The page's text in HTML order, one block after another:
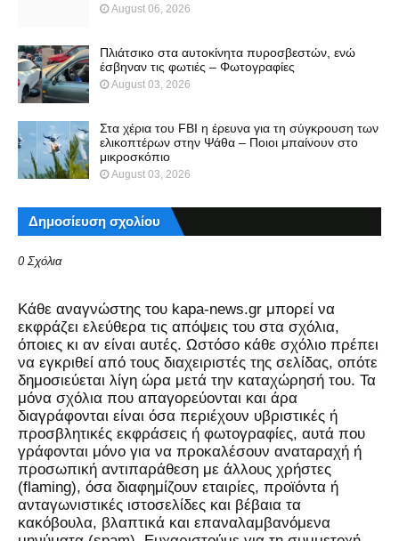
August 06, 2026
Πλιάτσικο στα αυτοκίνητα πυροσβεστών, ενώ
έσβηναν τις φωτιές – Φωτογραφίες
August 03, 2026
Στα χέρια του FBI η έρευνα για τη σύγκρουση των
ελικοπτέρων στην Ψάθα – Ποιοι μπαίνουν στο
μικροσκόπιο
August 03, 2026
Δημοσίευση σχολίου
0 Σχόλια
Kάθε αναγνώστης του kapa-news.gr μπορεί να
εκφράζει ελεύθερα τις απόψεις του στα σχόλια,
όποιες κι αν είναι αυτές. Ωστόσο κάθε σχόλιο πρέπει
να εγκριθεί από τους διαχειριστές της σελίδας, οπότε
δημοσιεύεται λίγη ώρα μετά την καταχώρησή του. Τα
μόνα σχόλια που απαγορεύονται και άρα
διαγράφονται είναι όσα περιέχουν υβριστικές ή
προσβλητικές εκφράσεις ή φωτογραφίες, αυτά που
γράφονται μόνο για να προκαλέσουν αναταραχή ή
προσωπική αντιπαράθεση με άλλους χρήστες
(flaming), όσα διαφημίζουν εταιρίες, προϊόντα ή
ανταγωνιστικές ιστοσελίδες και βέβαια τα
κακόβουλα, βλαπτικά και επαναλαμβανόμενα